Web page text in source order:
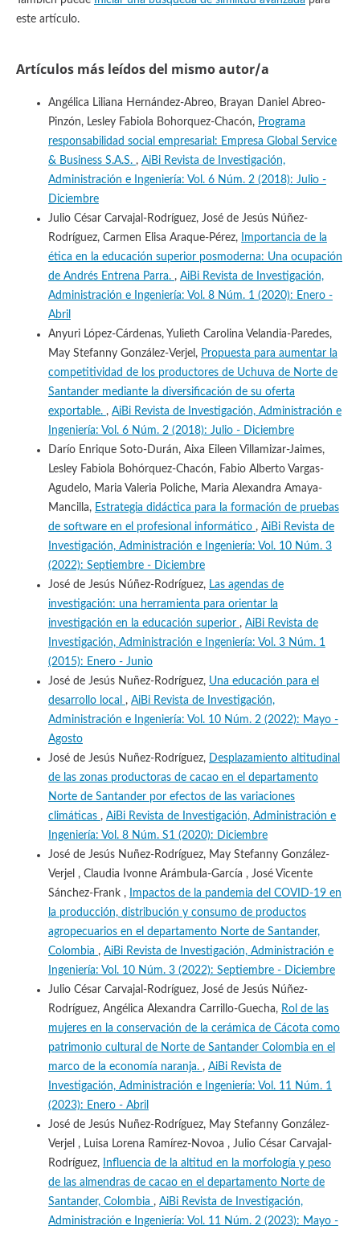
este artículo.
Artículos más leídos del mismo autor/a
Angélica Liliana Hernández-Abreo, Brayan Daniel Abreo-
Pinzón, Lesley Fabiola Bohorquez-Chacón, Programa
responsabilidad social empresarial: Empresa Global Service
& Business S.A.S. , AiBi Revista de Investigación,
Administración e Ingeniería: Vol. 6 Núm. 2 (2018): Julio -
Diciembre
Julio César Carvajal-Rodríguez, José de Jesús Núñez-
Rodríguez, Carmen Elisa Araque-Pérez,
Importancia de la
ética en la educación superior posmoderna: Una ocupación
de Andrés Entrena Parra. , AiBi Revista de Investigación,
Administración e Ingeniería: Vol. 8 Núm. 1 (2020): Enero -
Abril
Anyuri López-Cárdenas, Yulieth Carolina Velandia-Paredes,
May Stefanny González-Verjel, Propuesta para aumentar la
competitividad de los productores de Uchuva de Norte de
Santander mediante la diversificación de su oferta
exportable. , AiBi Revista de Investigación, Administración e
Ingeniería: Vol. 6 Núm. 2 (2018): Julio - Diciembre
Darío Enrique Soto-Durán, Aixa Eileen Villamizar-Jaimes,
Lesley Fabiola Bohórquez-Chacón, Fabio Alberto Vargas-
Agudelo, Maria Valeria Poliche, Maria Alexandra Amaya-
Mancilla, Estrategia didáctica para la formación de pruebas
de software en el profesional informático , AiBi Revista de
Investigación, Administración e Ingeniería: Vol. 10 Núm. 3
(2022): Septiembre - Diciembre
José de Jesús Núñez-Rodríguez, Las agendas de
investigación: una herramienta para orientar la
investigación en la educación superior , AiBi Revista de
Investigación, Administración e Ingeniería: Vol. 3 Núm. 1
(2015): Enero - Junio
José de Jesús Nuñez-Rodríguez, Una educación para el
desarrollo local , AiBi Revista de Investigación,
Administración e Ingeniería: Vol. 10 Núm. 2 (2022): Mayo -
Agosto
José de Jesús Nuñez-Rodríguez, Desplazamiento altitudinal
de las zonas productoras de cacao en el departamento
Norte de Santander por efectos de las variaciones
climáticas , AiBi Revista de Investigación, Administración e
Ingeniería: Vol. 8 Núm. S1 (2020): Diciembre
José de Jesús Nuñez-Rodríguez, May Stefanny González-
Verjel , Claudia Ivonne Arámbula-García , José Vicente
Sánchez-Frank ,
Impactos de la pandemia del COVID-19 en
la producción, distribución y consumo de productos
agropecuarios en el departamento Norte de Santander,
Colombia , AiBi Revista de Investigación, Administración e
Ingeniería: Vol. 10 Núm. 3 (2022): Septiembre - Diciembre
Julio César Carvajal-Rodríguez, José de Jesús Núñez-
Rodríguez, Angélica Alexandra Carrillo-Guecha, Rol de las
mujeres en la conservación de la cerámica de Cácota como
patrimonio cultural de Norte de Santander Colombia en el
marco de la economía naranja. , AiBi Revista de
Investigación, Administración e Ingeniería: Vol. 11 Núm. 1
(2023): Enero - Abril
José de Jesús Nuñez-Rodríguez, May Stefanny González-
Verjel , Luisa Lorena Ramírez-Novoa , Julio César Carvajal-
Rodríguez,
Influencia de la altitud en la morfología y peso
de las almendras de cacao en el departamento Norte de
Santander, Colombia , AiBi Revista de Investigación,
Administración e Ingeniería: Vol. 11 Núm. 2 (2023): Mayo -